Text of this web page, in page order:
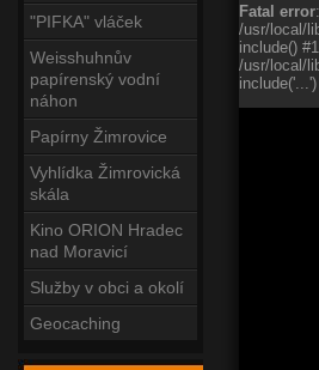
"PIFKA" vláček
Weisshuhnův
papírenský vodní
náhon
Papírny Žimrovice
Vyhlídka Žimrovická
skála
Kino ORION Hradec
nad Moravicí
Služby v obci a okolí
Geocaching
Fatal error
/usr/local/
include()
/usr/local/